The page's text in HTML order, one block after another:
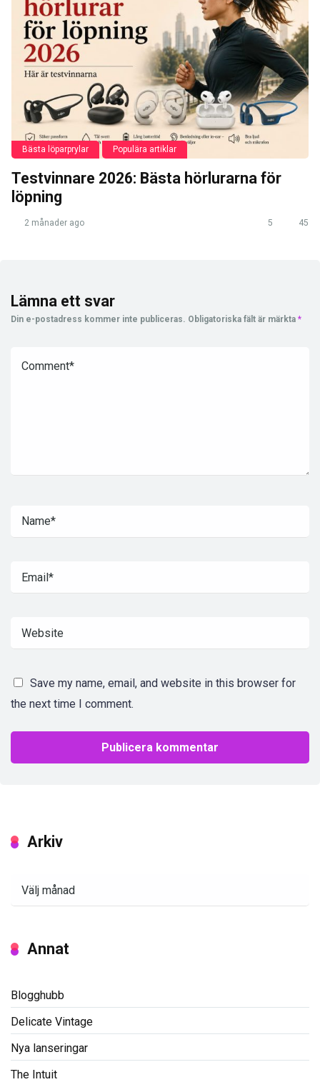
Bästa löparprylar Populära artiklar
Testvinnare 2026: Bästa hörlurarna för
löpning
2 månader ago 5 45
Lämna ett svar
Din e-postadress kommer inte publiceras. Obligatoriska fält är märkta *
Save my name, email, and website in this browser for
the next time I comment.
Arkiv
Annat
Blogghubb
Delicate Vintage
Nya lanseringar
The Intuit